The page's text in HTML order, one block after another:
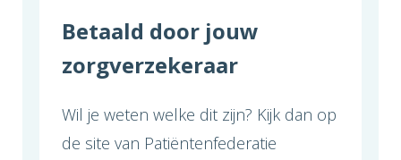
Betaald door jouw
zorgverzekeraar
Wil je weten welke dit zijn? Kijk dan op
de site van Patiëntenfederatie